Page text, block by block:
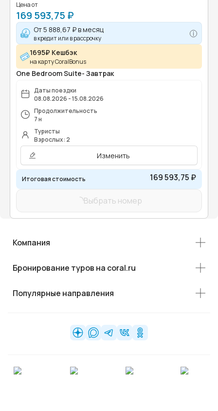
Цена от
169 593,75 ₽
От5 888,67 ₽в месяц
в кредит или в рассрочку
1695₽ Кешбэк
на карту CoralBonus
One Bedroom Suite- Завтрак
Даты поездки
08.08.2026 - 15.08.2026
Продолжительность
7 н
Туристы
Взрослых: 2
Изменить
Итоговая стоимость 169 593,75 ₽
Выбрать номер
Компания
Бронирование туров на coral.ru
Популярные направления